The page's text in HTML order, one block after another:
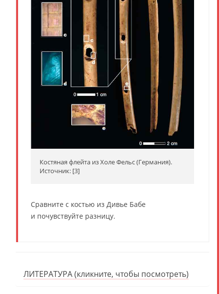
Костяная флейта из Холе Фельс (Германия).
Источник: [3]
Сравните с костью из Дивье Бабе
и почувствуйте разницу.
ЛИТЕРАТУРА (кликните, чтобы посмотреть)